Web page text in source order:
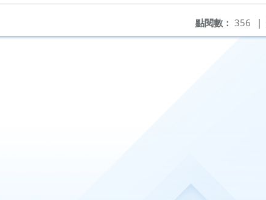
點閱數： 356 |